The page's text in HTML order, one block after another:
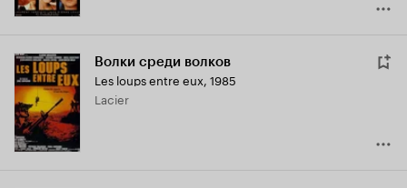
Волки среди волков
Les loups entre eux, 1985
Lacier